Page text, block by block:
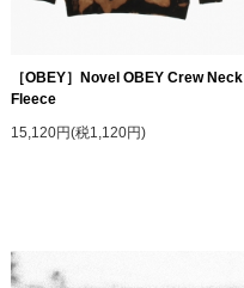
［OBEY］Novel OBEY Crew Neck
Fleece
15,120円(税1,120円)